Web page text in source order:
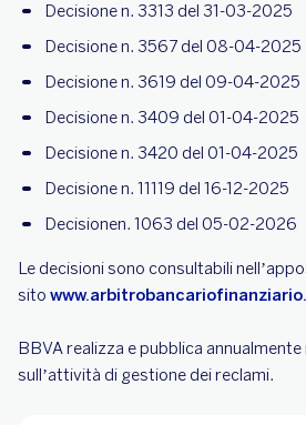
Decisione n. 3313 del 31-03-2025
Decisione n. 3567 del 08-04-2025
Decisione n. 3619 del 09-04-2025
Decisione n. 3409 del 01-04-2025
Decisione n. 3420 del 01-04-2025
Decisione n. 11119 del 16-12-2025
Decisionen. 1063 del 05-02-2026
Le decisioni sono consultabili
sito
BBVA realizza e pubblica
sull’attività di gestione dei reclami.